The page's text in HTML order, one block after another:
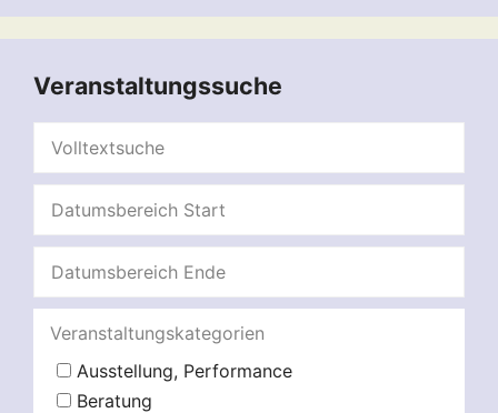
Veranstaltungssuche
Veranstaltungskategorien
Ausstellung, Performance
Beratung